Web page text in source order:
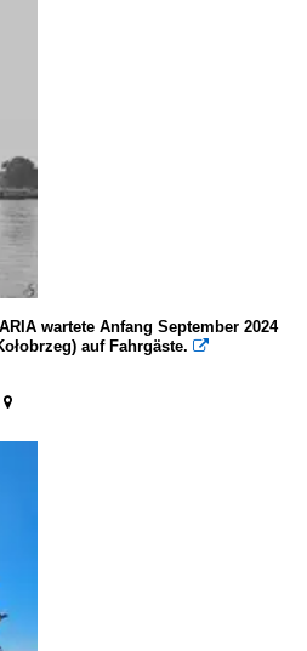
wartete Anfang September 2024
auf Fahrgäste. 
